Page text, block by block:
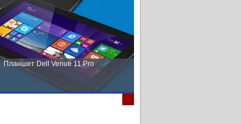
Планшет Dell Venue 11 Pro